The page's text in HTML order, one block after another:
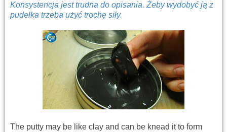
Konsystencja jest trudna do opisania. Żeby wydobyć ją z
pudełka trzeba użyć trochę siły.
The putty may be like clay and can be knead it to form